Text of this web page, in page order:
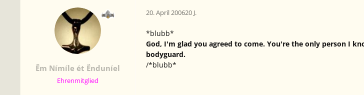
Êm Nímíle ét Ënduníel
Ehrenmitglied
20. April 200620 J.
*blubb*
God, I'm glad you agreed to come. You're the only person I
bodyguard.
/*blubb*